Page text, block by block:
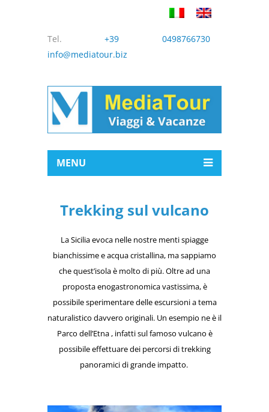
Tel.+39 0498766730
info@mediatour.biz
MENU
Trekking sul vulcano
La Sicilia evoca nelle nostre menti spiagge
bianchissime e acqua cristallina, ma sappiamo
che quest’isola è molto di più. Oltre ad una
proposta enogastronomica vastissima, è
possibile sperimentare delle escursioni a tema
naturalistico davvero originali. Un esempio ne è il
Parco dell’Etna , infatti sul famoso vulcano è
possibile effettuare dei percorsi di trekking
panoramici di grande impatto.